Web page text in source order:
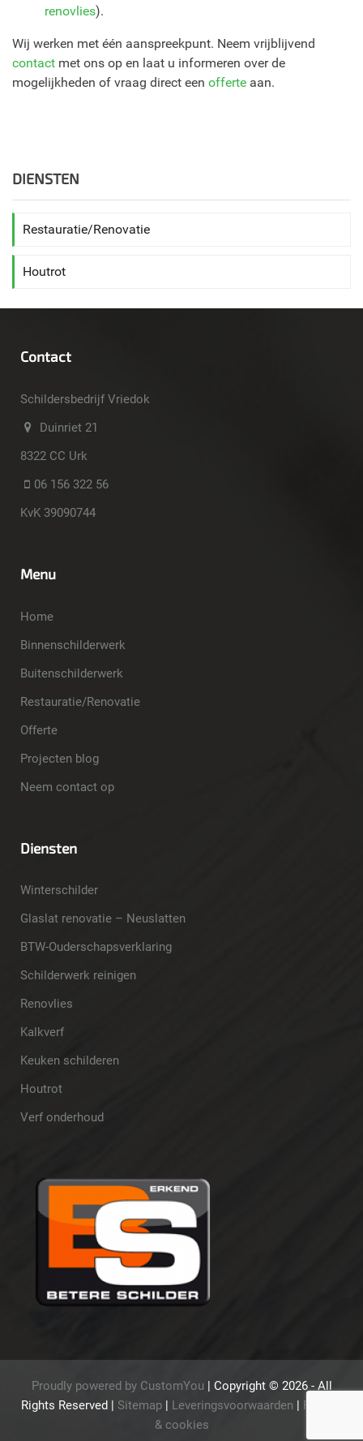
renovlies).
Wij werken met één aanspreekpunt. Neem vrijblijvend
contact met ons op en laat u informeren over de
mogelijkheden of vraag direct een offerte aan.
DIENSTEN
Restauratie/Renovatie
Houtrot
Contact
Schildersbedrijf Vriedok
Duinriet 21
8322 CC Urk
06 156 322 56
KvK 39090744
Menu
Home
Binnenschilderwerk
Buitenschilderwerk
Restauratie/Renovatie
Offerte
Projecten blog
Neem contact op
Diensten
Winterschilder
Glaslat renovatie – Neuslatten
BTW-Ouderschapsverklaring
Schilderwerk reinigen
Renovlies
Kalkverf
Keuken schilderen
Houtrot
Verf onderhoud
Proudly powered by CustomYou | Copyright © 2026 - All
Rights Reserved | Sitemap | Leveringsvoorwaarden | Privacy
& cookies